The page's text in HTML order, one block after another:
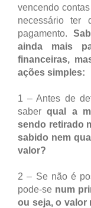
vencendo
necessário ter
pagamento.
ainda mais
financeiras,
ações simples:
1 – Antes de
saberqual a
sendo retirado
sabido nem
valor?
2 – Se não é
pode-se num
ou seja, o valor